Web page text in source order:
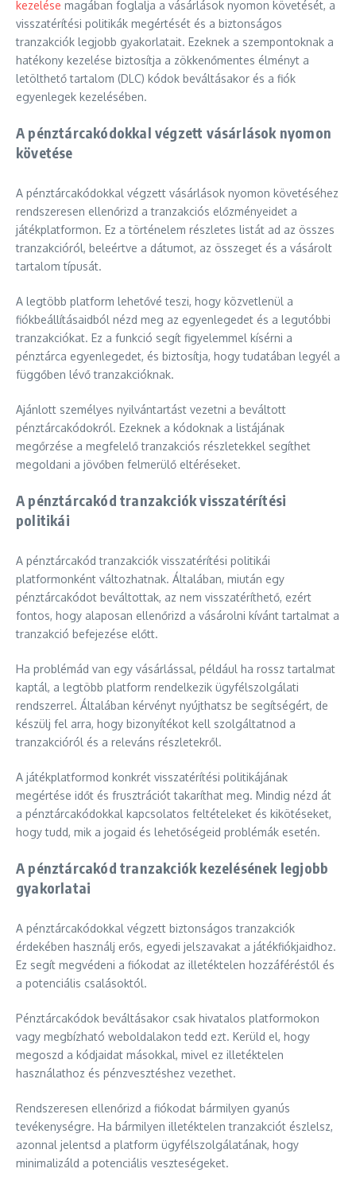
kezelése magában foglalja a vásárlások nyomon követését, a
visszatérítési politikák megértését és a biztonságos
tranzakciók legjobb gyakorlatait. Ezeknek a szempontoknak a
hatékony kezelése biztosítja a zökkenőmentes élményt a
letölthető tartalom (DLC) kódok beváltásakor és a fiók
egyenlegek kezelésében.
A pénztárcakódokkal végzett vásárlások nyomon
követése
A pénztárcakódokkal végzett vásárlások nyomon követéséhez
rendszeresen ellenőrizd a tranzakciós előzményeidet a
játékplatformon. Ez a történelem részletes listát ad az összes
tranzakcióról, beleértve a dátumot, az összeget és a vásárolt
tartalom típusát.
A legtöbb platform lehetővé teszi, hogy közvetlenül a
fiókbeállításaidból nézd meg az egyenlegedet és a legutóbbi
tranzakciókat. Ez a funkció segít figyelemmel kísérni a
pénztárca egyenlegedet, és biztosítja, hogy tudatában legyél a
függőben lévő tranzakcióknak.
Ajánlott személyes nyilvántartást vezetni a beváltott
pénztárcakódokról. Ezeknek a kódoknak a listájának
megőrzése a megfelelő tranzakciós részletekkel segíthet
megoldani a jövőben felmerülő eltéréseket.
A pénztárcakód tranzakciók visszatérítési
politikái
A pénztárcakód tranzakciók visszatérítési politikái
platformonként változhatnak. Általában, miután egy
pénztárcakódot beváltottak, az nem visszatéríthető, ezért
fontos, hogy alaposan ellenőrizd a vásárolni kívánt tartalmat a
tranzakció befejezése előtt.
Ha problémád van egy vásárlással, például ha rossz tartalmat
kaptál, a legtöbb platform rendelkezik ügyfélszolgálati
rendszerrel. Általában kérvényt nyújthatsz be segítségért, de
készülj fel arra, hogy bizonyítékot kell szolgáltatnod a
tranzakcióról és a releváns részletekről.
A játékplatformod konkrét visszatérítési politikájának
megértése időt és frusztrációt takaríthat meg. Mindig nézd át
a pénztárcakódokkal kapcsolatos feltételeket és kikötéseket,
hogy tudd, mik a jogaid és lehetőségeid problémák esetén.
A pénztárcakód tranzakciók kezelésének legjobb
gyakorlatai
A pénztárcakódokkal végzett biztonságos tranzakciók
érdekében használj erős, egyedi jelszavakat a játékfiókjaidhoz.
Ez segít megvédeni a fiókodat az illetéktelen hozzáféréstől és
a potenciális csalásoktól.
Pénztárcakódok beváltásakor csak hivatalos platformokon
vagy megbízható weboldalakon tedd ezt. Kerüld el, hogy
megoszd a kódjaidat másokkal, mivel ez illetéktelen
használathoz és pénzvesztéshez vezethet.
Rendszeresen ellenőrizd a fiókodat bármilyen gyanús
tevékenységre. Ha bármilyen illetéktelen tranzakciót észlelsz,
azonnal jelentsd a platform ügyfélszolgálatának, hogy
minimalizáld a potenciális veszteségeket.